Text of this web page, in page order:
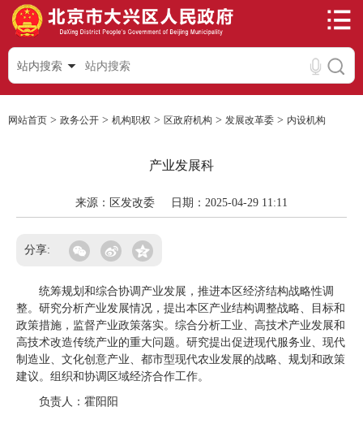
站内搜索
网站首页 > 政务公开 > 机构职权 > 区政府机构 > 发展改革委 > 内设机构
产业发展科
来源：区发改委 日期：2025-04-29 11:11
分享:
统筹规划和综合协调产业发展，推进本区经济结构战略性调
整。研究分析产业发展情况，提出本区产业结构调整战略、目标和
政策措施，监督产业政策落实。综合分析工业、高技术产业发展和
高技术改造传统产业的重大问题。研究提出促进现代服务业、现代
制造业、文化创意产业、都市型现代农业发展的战略、规划和政策
建议。组织和协调区域经济合作工作。
负责人：霍阳阳